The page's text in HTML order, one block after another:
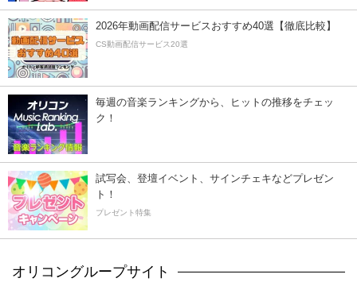
2026年動画配信サービスおすすめ40選【徹底比較】
CS動画配信サービス20選
毎週の音楽ランキングから、ヒットの推移をチェッ
ク！
試写会、登壇イベント、サインチェキなどプレゼン
ト！
プレゼント特集
オリコングループサイト